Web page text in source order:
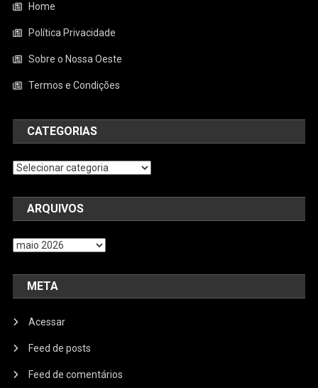
Home
Política Privacidade
Sobre o Nossa Oeste
Termos e Condições
CATEGORIAS
Categorias
ARQUIVOS
Arquivos
META
Acessar
Feed de posts
Feed de comentários